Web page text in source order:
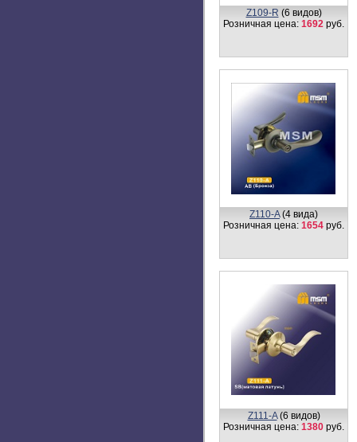
Z110-A (4 вида)
Розничная цена: 1654 руб.
Z112-R(4 вида)
Розничная цена: 1684 руб.
Z410-A(4 вида)
Розничная цена: 1944 руб.